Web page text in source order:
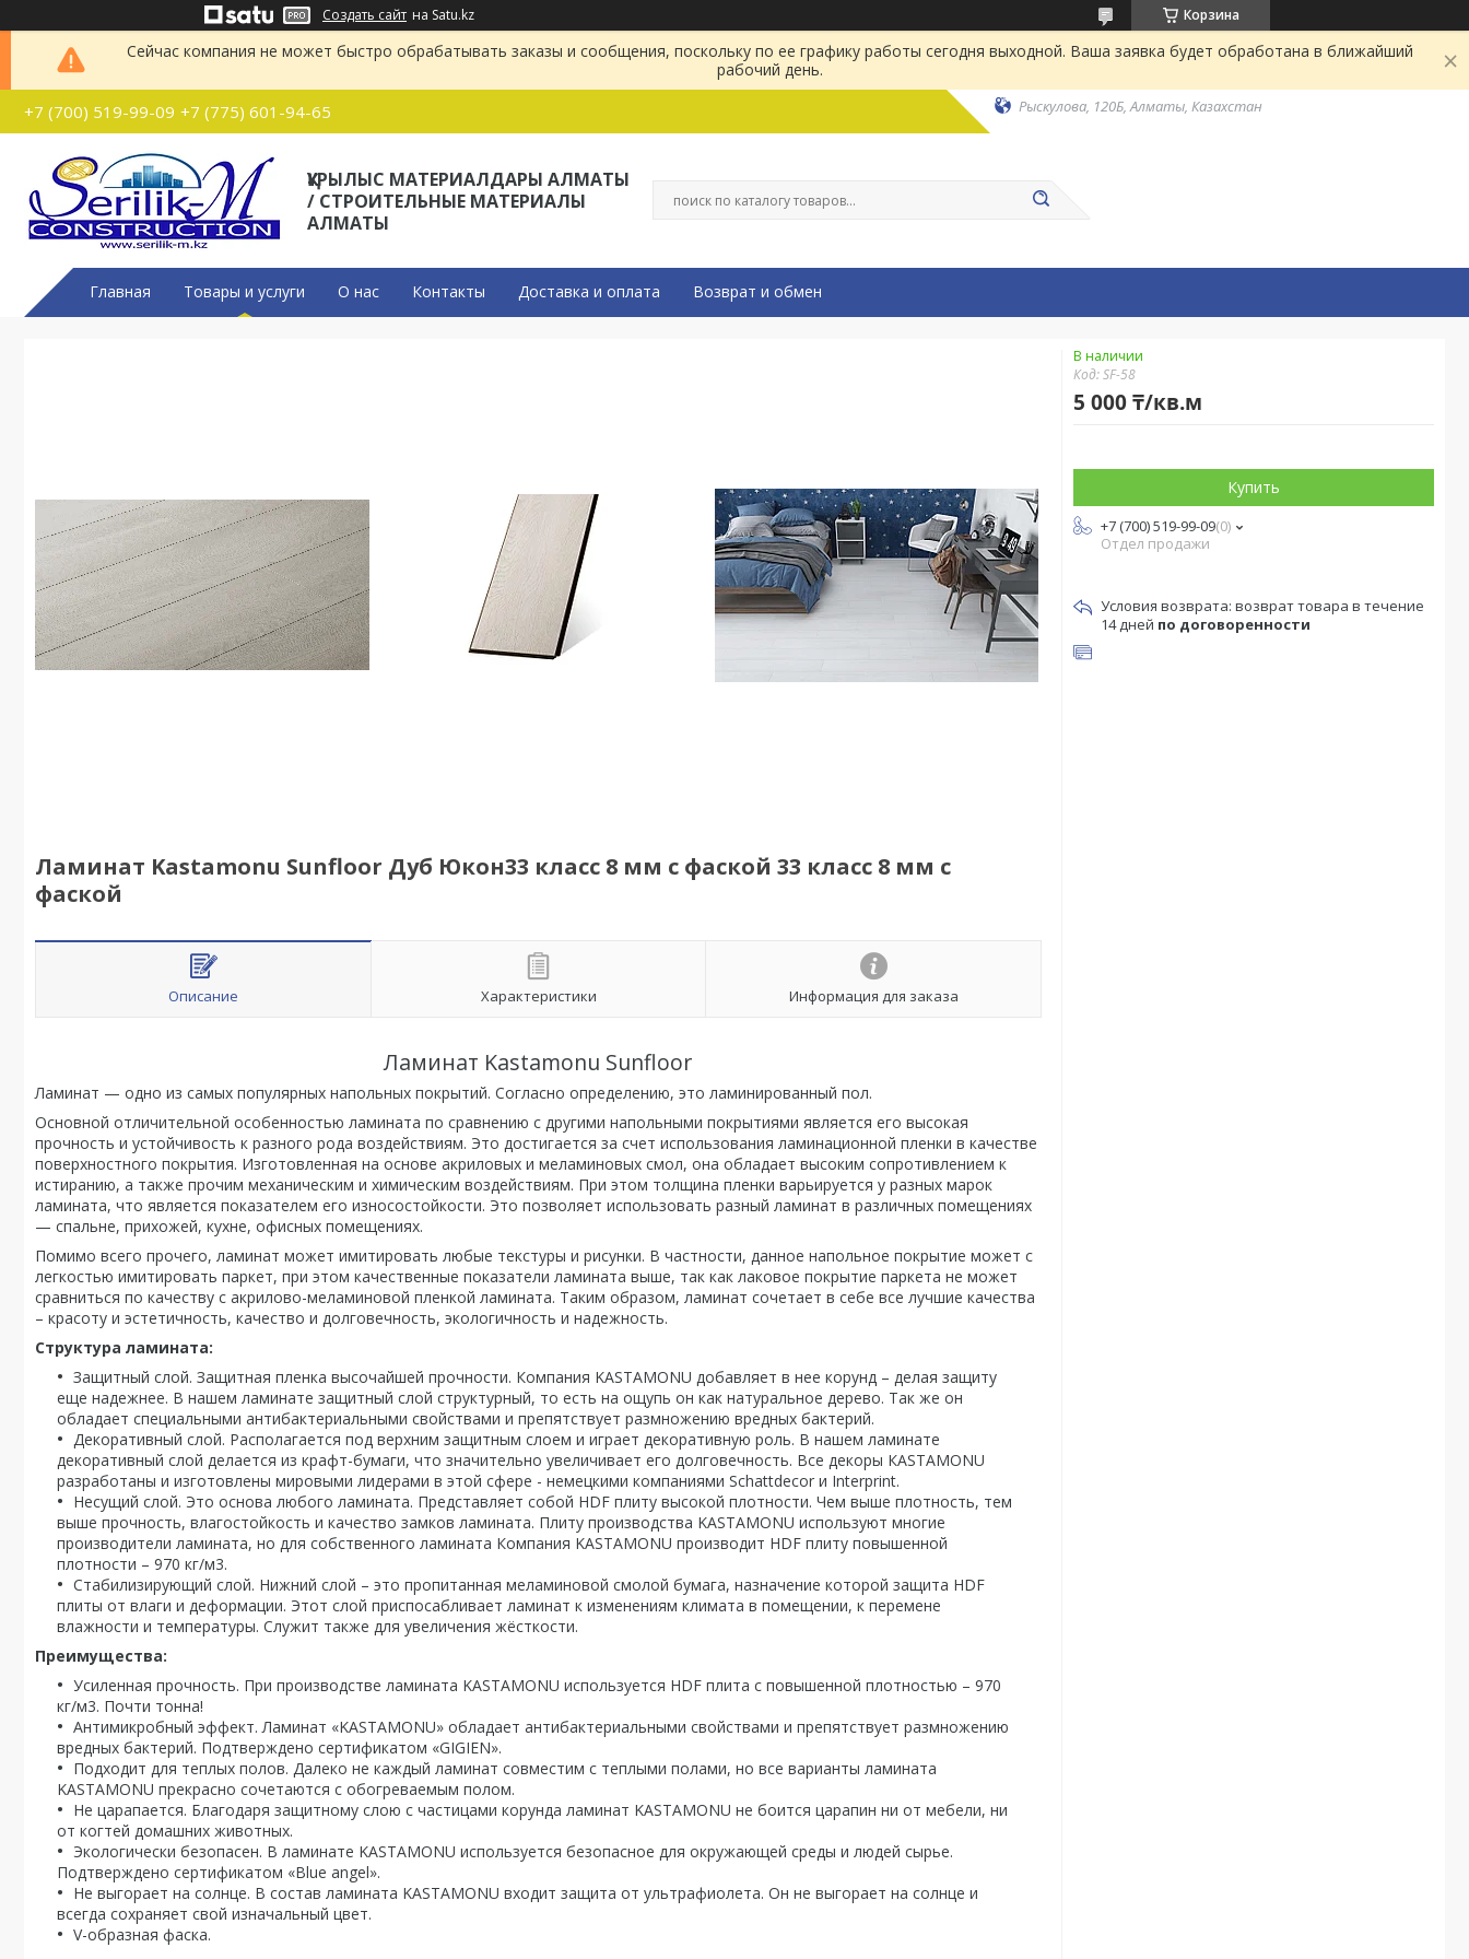
Создать сайт на Satu.kz Корзина
Сейчас компания не может быстро обрабатывать заказы и сообщения, поскольку по ее графику работы сегодня выходной. Ваша заявка будет обработана в ближайший
рабочий день.
+7 (700) 519-99-09 +7 (775) 601-94-65 Рыскулова, 120Б, Алматы, Казахстан
ҚҰРЫЛЫС МАТЕРИАЛДАРЫ АЛМАТЫ
/ СТРОИТЕЛЬНЫЕ МАТЕРИАЛЫ
АЛМАТЫ
Главная Товары и услуги О нас Контакты Доставка и оплата Возврат и обмен
Ламинат Kastamonu Sunfloor Дуб Юкон33 класс 8 мм с фаской 33 класс 8 мм с
фаской
Описание Характеристики Информация для заказа
Ламинат Kastamonu Sunfloor
Ламинат — одно из самых популярных напольных покрытий. Согласно определению, это ламинированный пол.
Основной отличительной особенностью ламината по сравнению с другими напольными покрытиями является его высокая
прочность и устойчивость к разного рода воздействиям. Это достигается за счет использования ламинационной пленки в качестве
поверхностного покрытия. Изготовленная на основе акриловых и меламиновых смол, она обладает высоким сопротивлением к
истиранию, а также прочим механическим и химическим воздействиям. При этом толщина пленки варьируется у разных марок
ламината, что является показателем его износостойкости. Это позволяет использовать разный ламинат в различных помещениях
— спальне, прихожей, кухне, офисных помещениях.
Помимо всего прочего, ламинат может имитировать любые текстуры и рисунки. В частности, данное напольное покрытие может с
легкостью имитировать паркет, при этом качественные показатели ламината выше, так как лаковое покрытие паркета не может
сравниться по качеству с акрилово-меламиновой пленкой ламината. Таким образом, ламинат сочетает в себе все лучшие качества
– красоту и эстетичность, качество и долговечность, экологичность и надежность.
Структура ламината:
Защитный слой. Защитная пленка высочайшей прочности. Компания KASTAMONU добавляет в нее корунд – делая защиту
еще надежнее. В нашем ламинате защитный слой структурный, то есть на ощупь он как натуральное дерево. Так же он
обладает специальными антибактериальными свойствами и препятствует размножению вредных бактерий.
Декоративный слой. Располагается под верхним защитным слоем и играет декоративную роль. В нашем ламинате
декоративный слой делается из крафт-бумаги, что значительно увеличивает его долговечность. Все декоры КASTAMONU
разработаны и изготовлены мировыми лидерами в этой сфере - немецкими компаниями Schattdecor и Interprint.
Несущий слой. Это основа любого ламината. Представляет собой HDF плиту высокой плотности. Чем выше плотность, тем
выше прочность, влагостойкость и качество замков ламината. Плиту производства KASTAMONU используют многие
производители ламината, но для собственного ламината Компания KASTAMONU производит HDF плиту повышенной
плотности – 970 кг/м3.
Стабилизирующий слой. Нижний слой – это пропитанная меламиновой смолой бумага, назначение которой защита HDF
плиты от влаги и деформации. Этот слой приспосабливает ламинат к изменениям климата в помещении, к перемене
влажности и температуры. Служит также для увеличения жёсткости.
Преимущества:
Усиленная прочность. При производстве ламината KASTAMONU используется HDF плита с повышенной плотностью – 970
кг/м3. Почти тонна!
Антимикробный эффект. Ламинат «KASTAMONU» обладает антибактериальными свойствами и препятствует размножению
вредных бактерий. Подтверждено сертификатом «GIGIEN».
Подходит для теплых полов. Далеко не каждый ламинат совместим с теплыми полами, но все варианты ламината
KASTAMONU прекрасно сочетаются с обогреваемым полом.
Не царапается. Благодаря защитному слою с частицами корунда ламинат KASTAMONU не боится царапин ни от мебели, ни
от когтей домашних животных.
Экологически безопасен. В ламинате KASTAMONU используется безопасное для окружающей среды и людей сырье.
Подтверждено сертификатом «Blue angel».
Не выгорает на солнце. В состав ламината KASTAMONU входит защита от ультрафиолета. Он не выгорает на солнце и
всегда сохраняет свой изначальный цвет.
V-образная фаска.
В наличии
Код:SF-58
5 000 ₸/кв.м
Купить
+7 (700) 519-99-09 0
Отдел продажи
возврат товара в течение
14 дней по договоренности